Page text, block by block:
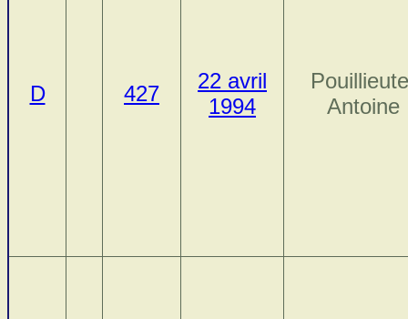
D 427
22 avril
1994
Antoine